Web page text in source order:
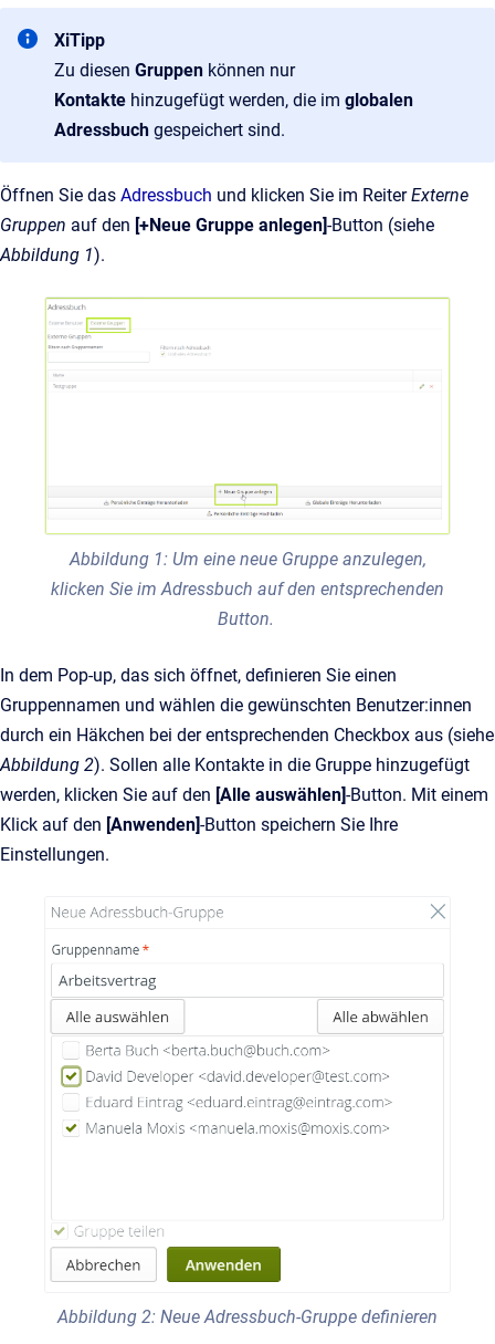
XiTipp
Zu diesen Gruppen können nur
Kontakte hinzugefügt werden, die im globalen
Adressbuch gespeichert sind.
Öffnen Sie das Adressbuch und klicken Sie im ReiterExterne
Gruppen auf den [+Neue Gruppe anlegen]-Button (siehe
Abbildung 1).
Abbildung 1: Um eine neue Gruppe anzulegen,
klicken Sie im Adressbuch auf den entsprechenden
Button.
In dem Pop-up, das sich öffnet, definieren Sie einen
Gruppennamen und wählen die gewünschten Benutzer:innen
durch ein Häkchen bei der entsprechenden Checkbox aus (siehe
Abbildung 2). Sollen alle Kontakte in die Gruppe hinzugefügt
werden, klicken Sie auf den [Alle auswählen]-Button. Mit einem
Klick auf den [Anwenden]-Button speichern Sie Ihre
Einstellungen.
Abbildung 2: Neue Adressbuch-Gruppe definieren